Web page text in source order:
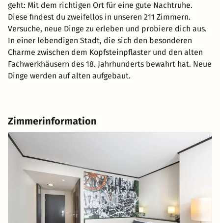
geht: Mit dem richtigen Ort für eine gute Nachtruhe.
Diese findest du zweifellos in unseren 211 Zimmern.
Versuche, neue Dinge zu erleben und probiere dich aus.
In einer lebendigen Stadt, die sich den besonderen
Charme zwischen dem Kopfsteinpflaster und den alten
Fachwerkhäusern des 18. Jahrhunderts bewahrt hat. Neue
Dinge werden auf alten aufgebaut.
Zimmerinformation